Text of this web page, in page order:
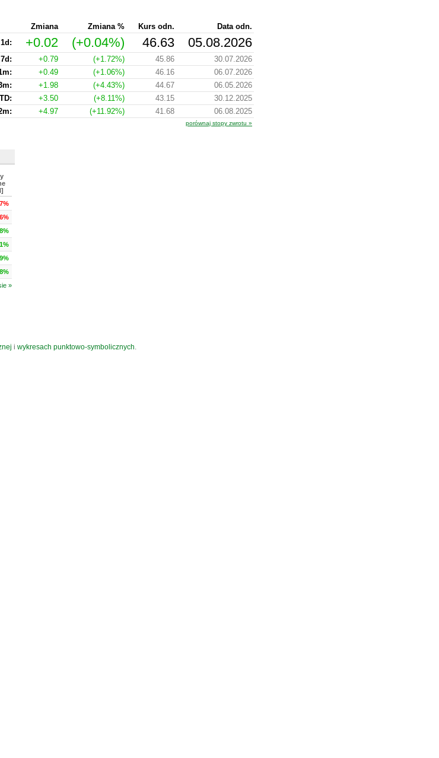
Zmiana Zmiana % Kurs odn.
Data odn.
+0.02 (+0.04%) 46.63 05.08.2026
+0.79 (+1.72%) 45.86
30.07.2026
+0.49 (+1.06%) 46.16
06.07.2026
+1.98 (+4.43%) 44.67
06.05.2026
+3.50 (+8.11%) 43.15
30.12.2025
+4.97 (+11.92%) 41.68 06.08.2025
porównaj stopy zwrotu »
»
i wykresach punktowo-symbolicznych.